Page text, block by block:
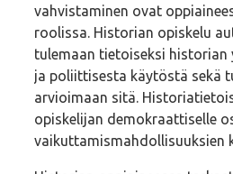
vahvistaminen ovat
roolissa. Historian opiskelu
tulemaan tietoiseksi historian
ja poliittisesta käytöstä sekä
arvioimaan sitä.
opiskelijan demokraattiselle
vaikuttamismahdollisuuksien